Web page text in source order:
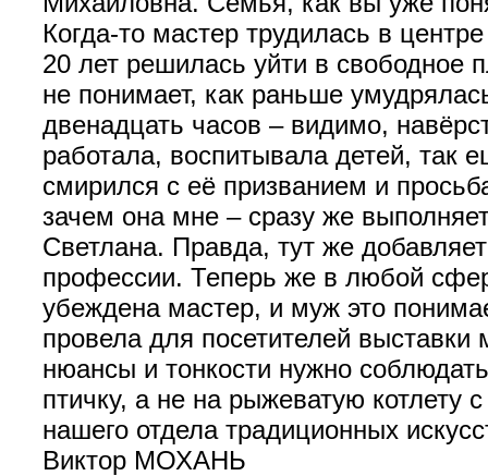
Когда-то мастер трудилась в
20 лет решилась уйти в свободное
не понимает, как раньше
двенадцать часов ‒ видимо,
работала, воспитывала детей, так
смирился с её призванием и
зачем она мне ‒ сразу же
Светлана. Правда, тут же
профессии. Теперь же в любой
убеждена мастер, и муж это
провела для посетителей
нюансы и тонкости нужно
птичку, а не на рыжеватую котлету
нашего отдела традиционных
Виктор МОХАНЬ